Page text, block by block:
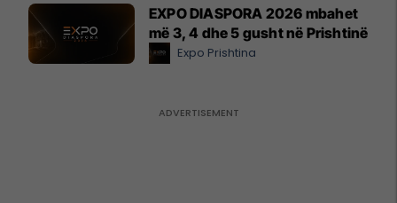
EXPO DIASPORA 2026 mbahet
më 3, 4 dhe 5 gusht në Prishtinë
Expo Prishtina